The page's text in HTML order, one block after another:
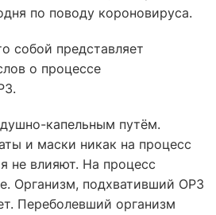
по поводу короновируса.
собой представляет
о процессе
капельным путём.
и маски никак на процесс
не влияют. На процесс
Организм, подхвативший ОРЗ
Переболевший организм